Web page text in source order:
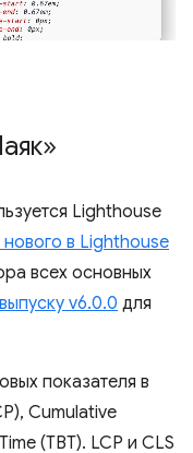
Lighthouse
в Lighthouse
всех основных
v6.0.0 для
показателя в
Cumulative
(TBT). LCP и CLS